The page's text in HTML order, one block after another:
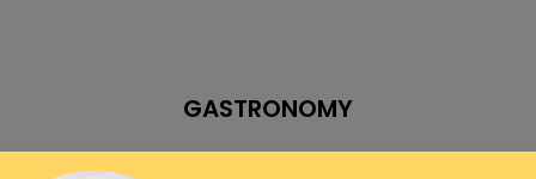
GASTRONOMY